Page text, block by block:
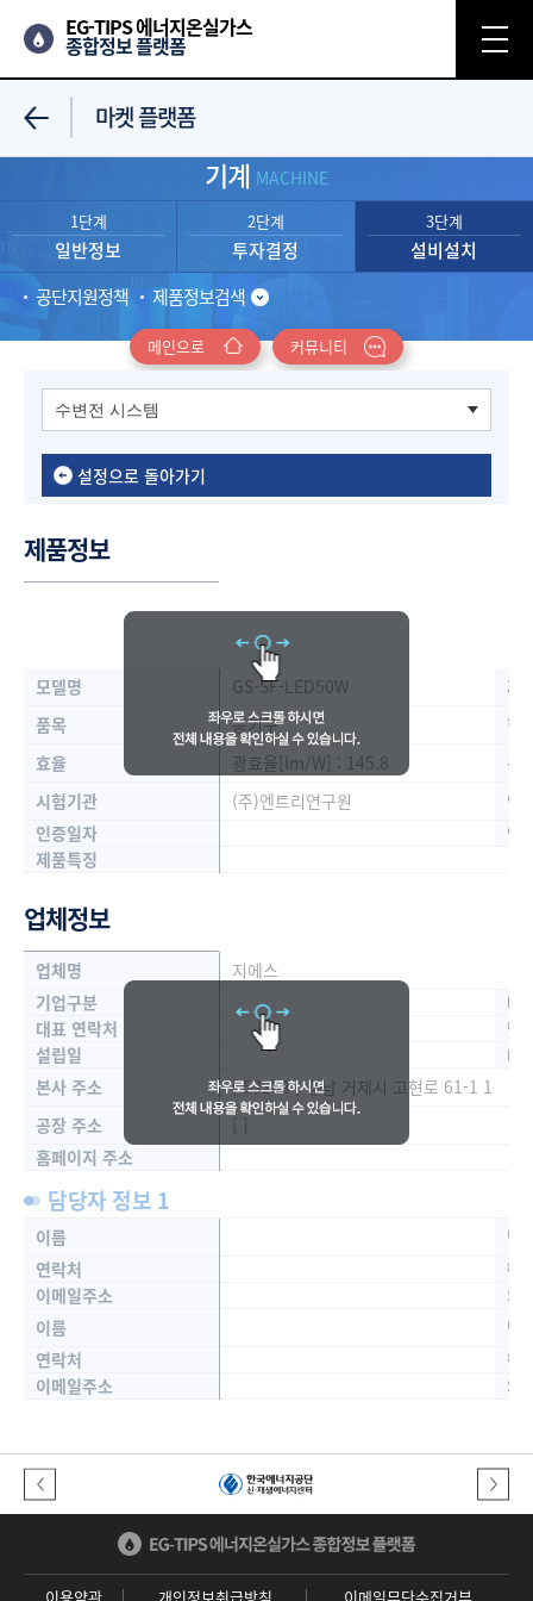
EG-TIPS 에너지온실가스
종합정보 플랫폼
마켓 플랫폼
기계 MACHINE
1단계
일반정보
2단계
투자결정
3단계
설비설치
공단지원정책
제품정보검색
메인으로 커뮤니티
설정으로 돌아가기
제품정보
모델명 GS-SF-LED50W
제
품목
등기구
형
효율
광효율[lm/W] : 145.8
용
시험기관
(주)엔트리연구원
인
인증일자
인
제품특징
업체정보
업체명
지에스
기업구분
대
대표 연락처
담
설립일
대
본사 주소
[ 53253 ] 경남 거제시 고현로 61-1 1
공장 주소
[ ]
홈페이지 주소
담당자 정보 1
이름
담
연락처
팩
이메일주소
이름
담
연락처
팩
이메일주소